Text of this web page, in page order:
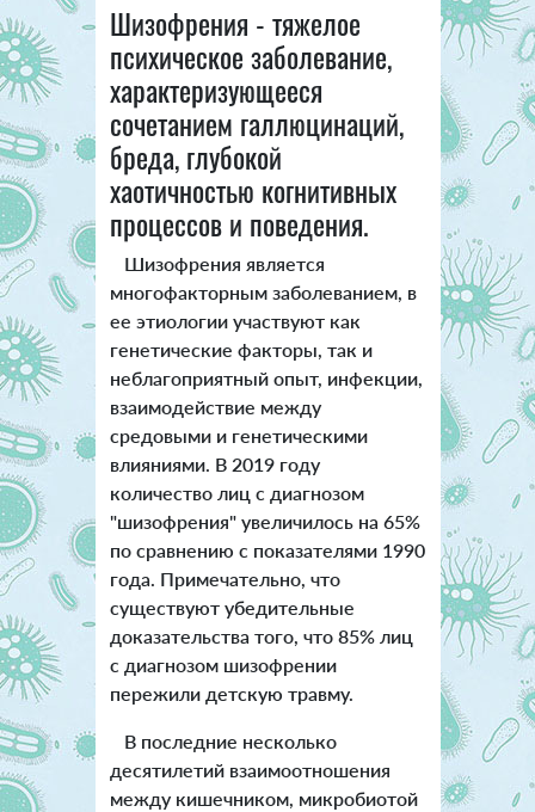
Шизофрения - тяжелое
психическое заболевание,
характеризующееся
сочетанием галлюцинаций,
бреда, глубокой
хаотичностью когнитивных
процессов и поведения.
Шизофрения является
многофакторным заболеванием, в
ее этиологии участвуют как
генетические факторы, так и
неблагоприятный опыт, инфекции,
взаимодействие между
средовыми и генетическими
влияниями. В 2019 году
количество лиц с диагнозом
"шизофрения" увеличилось на 65%
по сравнению с показателями 1990
года. Примечательно, что
существуют убедительные
доказательства того, что 85% лиц
с диагнозом шизофрении
пережили детскую травму.
В последние несколько
десятилетий взаимоотношения
между кишечником, микробиотой